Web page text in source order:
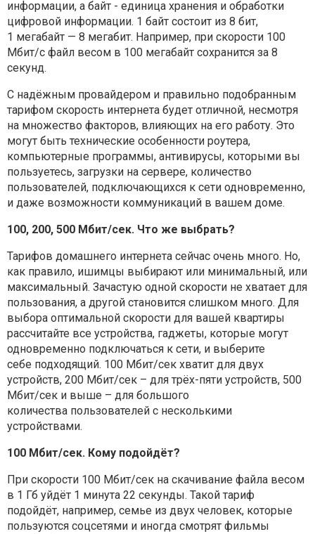
информации, а байт - единица хранения и обработки
цифровой информации. 1 байт состоит из 8 бит,
1 мегабайт — 8 мегабит. Например, при скорости 100
Мбит/с файл весом в 100 мегабайт сохранится за 8
секунд.
С надёжным провайдером и правильно подобранным
тарифом скорость интернета будет отличной, несмотря
на множество факторов, влияющих на его работу. Это
могут быть технические особенности роутера,
компьютерные программы, антивирусы, которыми вы
пользуетесь, загрузки на сервере, количество
пользователей, подключающихся к сети одновременно,
и даже возможности коммуникаций в вашем доме.
100, 200, 500 Мбит/сек. Что же выбрать?
Тарифов домашнего интернета сейчас очень много. Но,
как правило, ишимцы выбирают или минимальный, или
максимальный. Зачастую одной скорости не хватает для
пользования, а другой становится слишком много. Для
выбора оптимальной скорости для вашей квартиры
рассчитайте все устройства, гаджеты, которые могут
одновременно подключаться к сети, и выберите
себе подходящий. 100 Мбит/сек хватит для двух
устройств, 200 Мбит/сек – для трёх-пяти устройств, 500
Мбит/сек и выше – для большого
количества пользователей с несколькими
устройствами.
100 Мбит/сек. Кому подойдёт?
При скорости 100 Мбит/сек на скачивание файла весом
в 1 Гб уйдёт 1 минута 22 секунды. Такой тариф
подойдёт, например, семье из двух человек, которые
пользуются соцсетями и иногда смотрят фильмы